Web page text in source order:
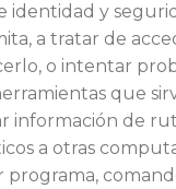
y
a tratar de
o intentar
que
información de
a otras